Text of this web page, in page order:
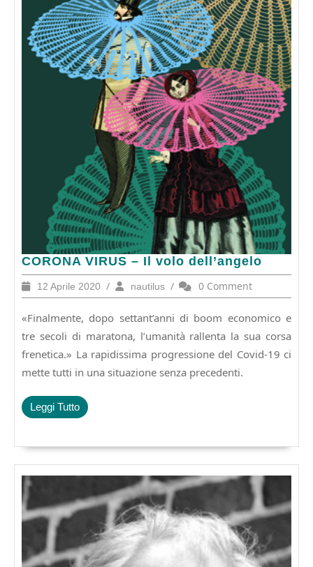
CORONA VIRUS – Il volo dell’angelo
CORONA
VIRUS
–
volo
dell’angelo
12 Aprile 2020 12
Aprile
2020
/ nautilusnautilus
/ 0 Comment
«Finalmente, dopo settant’anni di boom economico e
tre secoli di maratona, l’umanità rallenta la sua corsa
frenetica.» La rapidissima progressione del Covid-19 ci
mette tutti in una situazione senza precedenti.
Leggi TuttoLeggi
Tutto